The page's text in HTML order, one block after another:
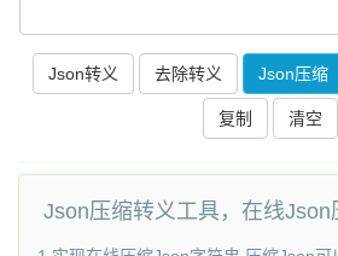
复制 清空
Json压缩转义工具，在线Json